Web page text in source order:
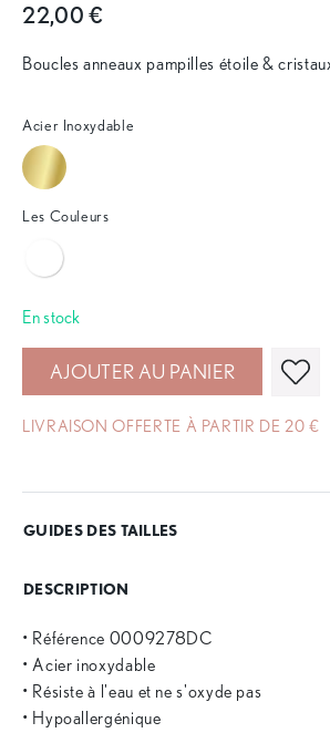
22,00 €
Boucles anneaux pampilles étoile &
Acier Inoxydable
Les Couleurs
En stock
AJOUTER AU PANIER
LIVRAISON OFFERTE À PARTIR DE 20 €
GUIDES DES TAILLES
DESCRIPTION
• Référence 0009278DC
• Acier inoxydable
• Résiste à l'eau et ne s'oxyde pas
• Hypoallergénique